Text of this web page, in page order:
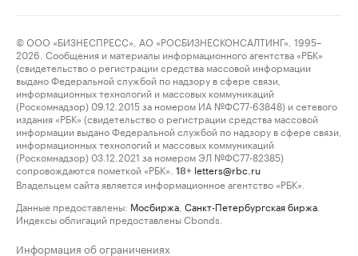
© ООО «БИЗНЕСПРЕСС», АО «РОСБИЗНЕСКОНСАЛТИНГ», 1995–
2026. Сообщения и материалы информационного агентства «РБК»
(свидетельство о регистрации средства массовой информации
выдано Федеральной службой по надзору в сфере связи,
информационных технологий и массовых коммуникаций
(Роскомнадзор) 09.12.2015 за номером ИА №ФС77-63848) и сетевого
издания «РБК» (свидетельство о регистрации средства массовой
информации выдано Федеральной службой по надзору в сфере связи,
информационных технологий и массовых коммуникаций
(Роскомнадзор) 03.12.2021 за номером ЭЛ №ФС77-82385)
сопровождаются пометкой «РБК».
18+ letters@rbc.ru
Владельцем сайта является информационное агентство «РБК».
Данные предоставлены: Мосбиржа Санкт-Петербургская биржа
Индексы облигаций предоставлены Cbonds.
Информация об ограничениях